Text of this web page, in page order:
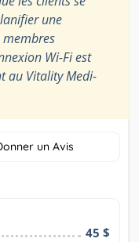
une
membres
Wi-Fi est
au Vitality Medi-
un Avis
45 $